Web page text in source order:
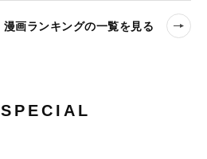
漫画ランキングの一覧を見る
SPECIAL